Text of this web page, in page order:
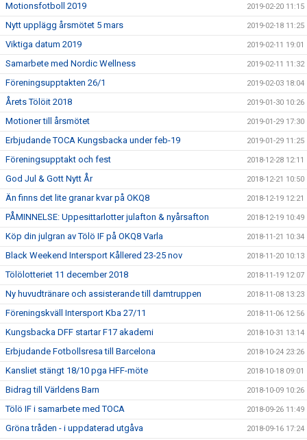
Motionsfotboll 2019 2019-02-20 11:15
Nytt upplägg årsmötet 5 mars 2019-02-18 11:25
Viktiga datum 2019 2019-02-11 19:01
Samarbete med Nordic Wellness 2019-02-11 11:32
Föreningsupptakten 26/1 2019-02-03 18:04
Årets Tölöit 2018 2019-01-30 10:26
Motioner till årsmötet 2019-01-29 17:30
Erbjudande TOCA Kungsbacka under feb-19 2019-01-29 11:25
Föreningsupptakt och fest 2018-12-28 12:11
God Jul & Gott Nytt År 2018-12-21 10:50
Än finns det lite granar kvar på OKQ8 2018-12-19 12:21
PÅMINNELSE: Uppesittarlotter julafton & nyårsafton 2018-12-19 10:49
Köp din julgran av Tölö IF på OKQ8 Varla 2018-11-21 10:34
Black Weekend Intersport Kållered 23-25 nov 2018-11-20 10:13
Tölölotteriet 11 december 2018 2018-11-19 12:07
Ny huvudtränare och assisterande till damtruppen 2018-11-08 13:23
Föreningskväll Intersport Kba 27/11 2018-11-06 12:56
Kungsbacka DFF startar F17 akademi 2018-10-31 13:14
Erbjudande Fotbollsresa till Barcelona 2018-10-24 23:26
Kansliet stängt 18/10 pga HFF-möte 2018-10-18 09:01
Bidrag till Världens Barn 2018-10-09 10:26
Tölö IF i samarbete med TOCA 2018-09-26 11:49
Gröna tråden - i uppdaterad utgåva 2018-09-16 17:24